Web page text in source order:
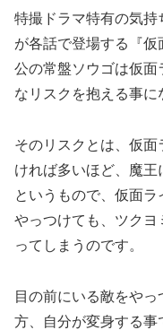
特撮ドラマ特有の気
が各話で登場する『仮
公の常盤ソウゴは仮面
なリスクを抱える事に
そのリスクとは、仮
ければ多いほど、魔王
というもので、仮面
やっつけても、ツク
ってしまうのです。
目の前にいる敵をや
方、自分が変身する